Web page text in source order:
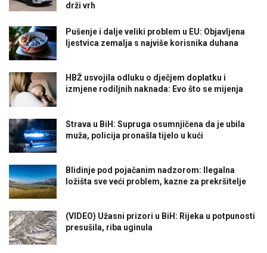
drži vrh
Pušenje i dalje veliki problem u EU: Objavljena
ljestvica zemalja s najviše korisnika duhana
HBŽ usvojila odluku o dječjem doplatku i
izmjene rodiljnih naknada: Evo što se mijenja
Strava u BiH: Supruga osumnjičena da je ubila
muža, policija pronašla tijelo u kući
Blidinje pod pojačanim nadzorom: Ilegalna
ložišta sve veći problem, kazne za prekršitelje
(VIDEO) Užasni prizori u BiH: Rijeka u potpunosti
presušila, riba uginula